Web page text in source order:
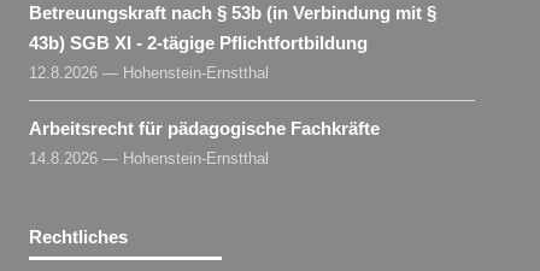
Betreuungskraft nach § 53b (in Verbindung mit §
43b) SGB XI - 2-tägige Pflichtfortbildung
12.8.2026 — Hohenstein-Ernstthal
Arbeitsrecht für pädagogische Fachkräfte
14.8.2026 — Hohenstein-Ernstthal
Rechtliches